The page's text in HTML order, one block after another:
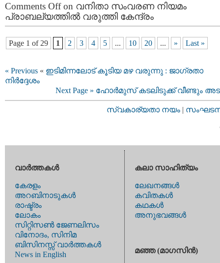
Comments Offon വനിതാ സംവരണ നിയമം
പ്രാബല്യത്തിൽ വരുത്തി കേന്ദ്രം
Page 1 of 29 1 2 3 4 5 ... 10 20 ... » Last »
« Previous « ഇടിമിന്നലോട് കൂടിയ മഴ വരുന്നു : ജാഗ്രതാ
നിർദ്ദേശം
Next Page » ഹോര്‍മുസ് കടലിടുക്ക് വീണ്ടും
സ്വകാര്യതാ നയം |
വാര്‍ത്തകള്‍
കേരളം
അറബിനാടുകള്‍
രാഷ്ട്രം
ലോകം
സിറ്റിസണ്‍ ജേണലിസം
വിനോദം, സിനിമ
ബിസിനസ്സ് വാര്‍ത്തകള്‍
News in English
കലാ സാഹിത്യം
ലേഖനങ്ങള്‍
കവിതകള്‍
കഥകള്‍
അനുഭവങ്ങള്‍
മഞ്ഞ (മാഗസിന്‍)